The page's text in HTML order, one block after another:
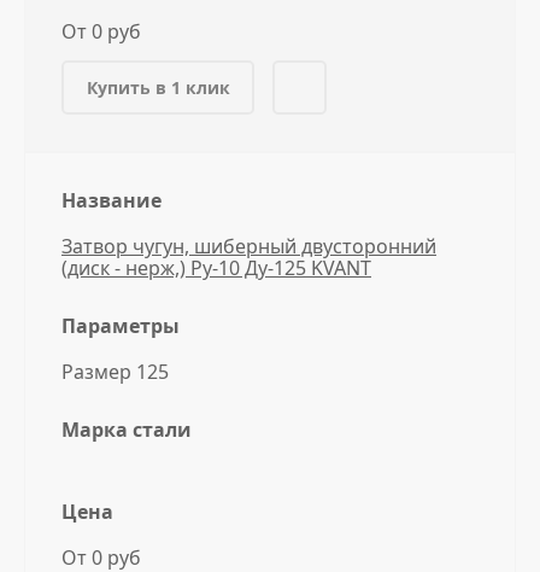
От 0 руб
Купить в 1 клик
Название
Затвор чугун, шиберный двусторонний
(диск - нерж,) Ру-10 Ду-125 KVANT
Параметры
Размер 125
Марка стали
Цена
От 0 руб